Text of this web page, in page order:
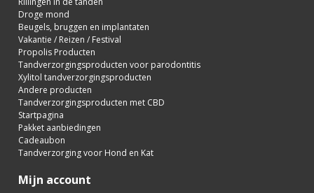
Droge mond
Beugels, bruggen en implantaten
Vakantie / Reizen / Festival
Propolis Producten
Tandverzorgingsproducten voor parodontitis
Xylitol tandverzorgingsproducten
Andere producten
Tandverzorgingsproducten met CBD
Startpagina
Pakket aanbiedingen
Cadeaubon
Tandverzorging voor Hond en Kat
Mijn account